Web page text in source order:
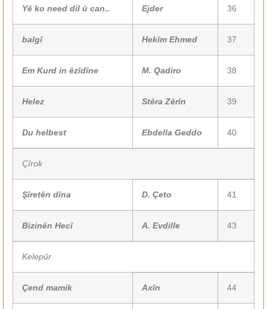
Yê ko need dil û can.. Ejder 36
balgî Hekîm Ehmed 37
Em Kurd in êzîdîne M. Qadiro 38
Helez Stêra Zêrîn 39
Du helbest Ebdella Geddo 40
Çîrok
Şîretên dîna D. Çeto 41
Bizinên Hecî A. Evdille 43
Kelepûr
Çend mamik Axîn 44